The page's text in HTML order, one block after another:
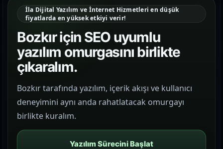
İla Dijital Yazılım ve İnternet Hizmetleri en düşük
fiyatlarda en yüksek etkiyi verir!
Bozkır için SEO uyumlu
yazılım omurgasını birlikte
çıkaralım.
Bozkır tarafında yazılım, içerik akışı ve kullanıcı
deneyimini aynı anda rahatlatacak omurgayı
birlikte kuralım.
Yazılım Sürecini Başlat